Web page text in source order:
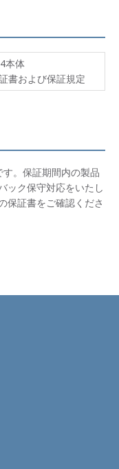
本体
書および保証規定
。保証期間内の製品
ック保守対応をいたし
保証書をご確認くださ